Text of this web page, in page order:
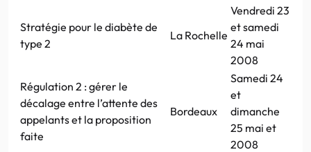
Stratégie pour le diabète de
type 2
La Rochelle
Vendredi 23
et samedi
24 mai
2008
Régulation 2 : gérer le
décalage entre l’attente des
appelants et la proposition
faite
Bordeaux
Samedi 24
et
dimanche
25 mai et
2008